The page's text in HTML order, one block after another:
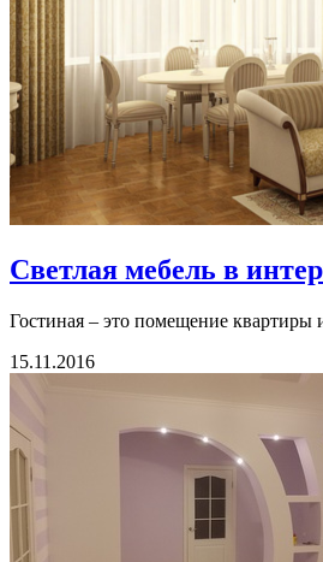
Светлая мебель в
Гостиная – это помещение квартиры
15.11.2016